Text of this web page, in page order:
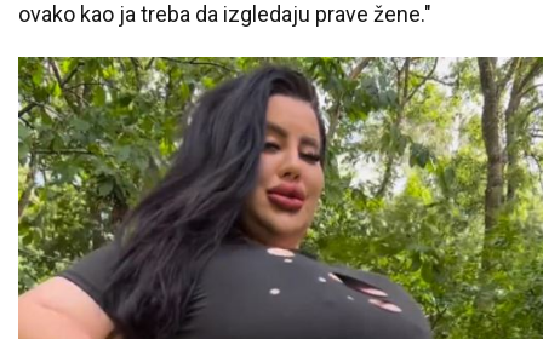
ovako kao ja treba da izgledaju prave žene."